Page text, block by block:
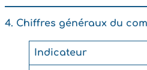
4. Chiffres généraux du
Indicateur